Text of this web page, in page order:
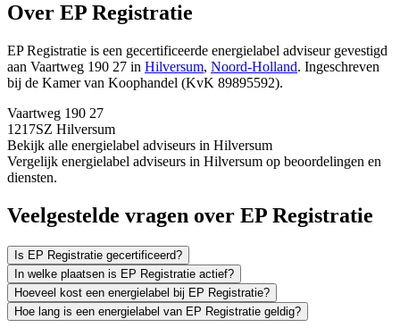
Over EP Registratie
EP Registratie is een gecertificeerde energielabel adviseur gevestigd
aan Vaartweg 190 27 in Hilversum, Noord-Holland. Ingeschreven
bij de Kamer van Koophandel (KvK 89895592).
Vaartweg 190 27
1217SZ Hilversum
Bekijk alle energielabel adviseurs in Hilversum
Vergelijk energielabel adviseurs in Hilversum op beoordelingen en
diensten.
Veelgestelde vragen over EP Registratie
Is EP Registratie gecertificeerd?
In welke plaatsen is EP Registratie actief?
Hoeveel kost een energielabel bij EP Registratie?
Hoe lang is een energielabel van EP Registratie geldig?